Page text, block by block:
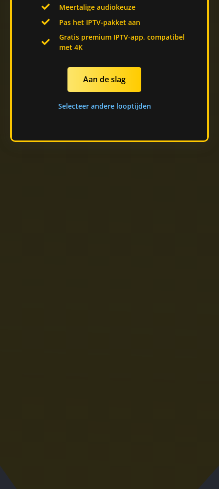
Meertalige audiokeuze
Pas het IPTV-pakket aan
Gratis premium IPTV-app, compatibel
met 4K
Aan de slag
Selecteer andere looptijden